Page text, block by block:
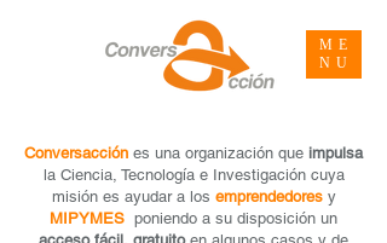
ME
NU
Conversacción es una organización que impulsa
la Ciencia, Tecnología e Investigación cuya
misión es ayudar a los emprendedores y
MIPYMES poniendo a su disposición un